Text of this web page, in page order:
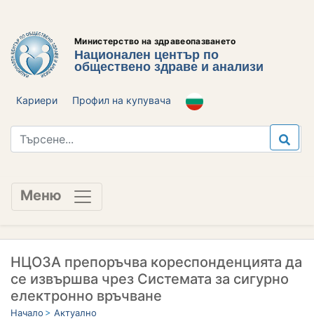
Министерство на здравеопазването
Национален център по
обществено здраве и анализи
Кариери Профил на купувача
Меню
НЦОЗА препоръчва кореспонденцията да
се извършва чрез Системата за сигурно
електронно връчване
Начало Актуално